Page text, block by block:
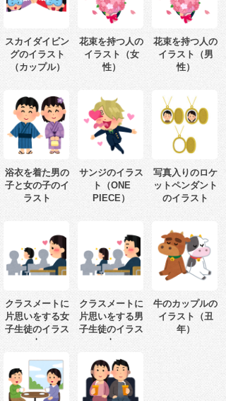
スカイダイビン
グのイラスト
（カップル）
花束を持つ人の
イラスト（女
性）
花束を持つ人の
イラスト（男
性）
浴衣を着た男の
子と女の子のイ
ラスト
サンジのイラス
ト（ONE
PIECE）
写真入りのロケ
ットペンダント
のイラスト
クラスメートに
片思いをする女
子生徒のイラス
ト
クラスメートに
片思いをする男
子生徒のイラス
ト
牛のカップルの
イラスト（丑
年）